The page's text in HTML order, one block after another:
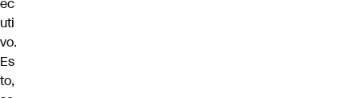
uti
vo.
Es
to,